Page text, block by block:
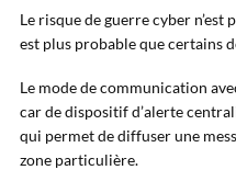
Le risque de guerre cyber n’est
est plus probable que certains
Le mode de communication
car de dispositif d’alerte
qui permet de diffuser une
zone particulière.